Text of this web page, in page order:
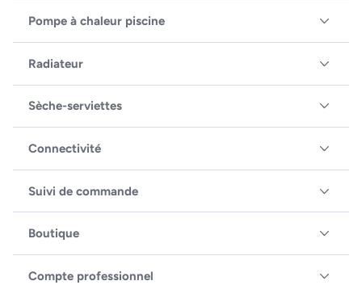
Pompe à chaleur piscine
Radiateur
Sèche-serviettes
Connectivité
Suivi de commande
Boutique
Compte professionnel